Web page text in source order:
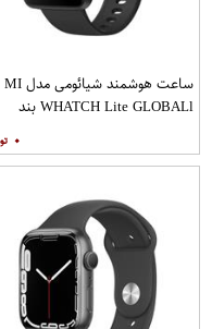
ساعت هوشمند شیائومی مدل MI
WHATCH Lite GLOBALl بند
۰